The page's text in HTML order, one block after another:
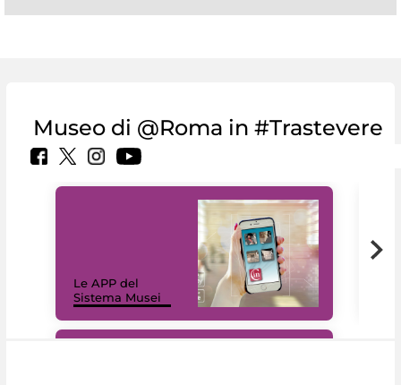
Museo di @Roma in #Trastevere
Le APP del
Sistema Musei